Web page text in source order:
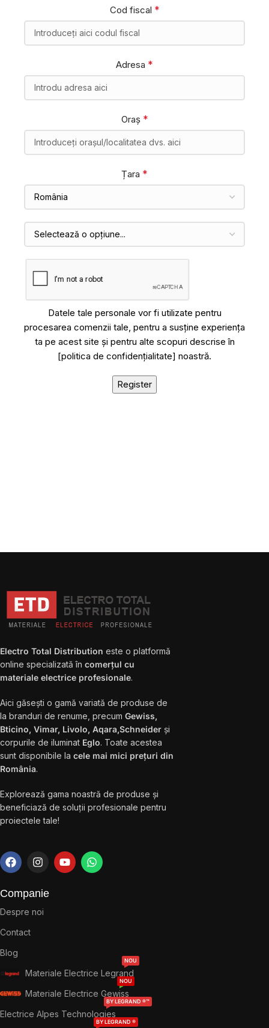
Cod fiscal *
Adresa *
Oraș *
Țara *
Datele tale personale vor fi utilizate pentru
procesarea comenzii tale, pentru a susține experiența
ta pe acest site și pentru alte scopuri descrise în
[politica de confidențialitate] noastră.
Register
Electro Total Distribution este o platformă
online specializată în comerțul cu
materiale electrice profesionale.
Aici găsești o gamă variată de produse de
la branduri de renume, precum Gewiss,
Bticino, Vimar, Livolo, Aqara,Schneider și
corpurile de iluminat Eglo. Toate acestea
sunt disponibile la cele mai mici prețuri din
România.
Explorează gama noastră de produse și
beneficiază de soluții profesionale pentru
proiectele tale!
Companie
Despre noi
Contact
Blog
Materiale Electrice Legrand
NOU
Materiale Electrice Gewiss
NOU
Electrice Alpes Technologies
BY LEGRAND ®™
BY LEGRAND ®